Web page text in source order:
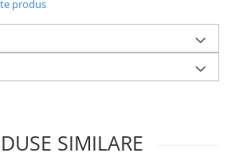
produs
SIMILARE